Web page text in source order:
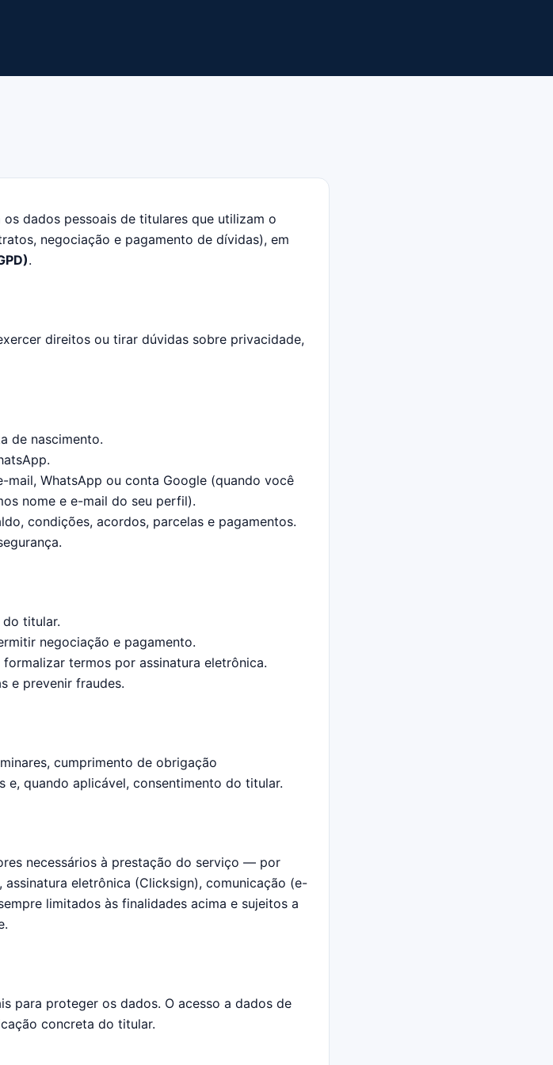
os dados pessoais de titulares que utilizam o
negociação e pagamento de dívidas), em
.
direitos ou tirar dúvidas sobre privacidade,
de nascimento.
WhatsApp ou conta Google (quando você
nome e e-mail do seu perfil).
condições, acordos, parcelas e pagamentos.
titular.
negociação e pagamento.
termos por assinatura eletrônica.
e prevenir fraudes.
cumprimento de obrigação
quando aplicável, consentimento do titular.
necessários à prestação do serviço — por
eletrônica (Clicksign), comunicação (e-
limitados às finalidades acima e sujeitos a
para proteger os dados. O acesso a dados de
concreta do titular.